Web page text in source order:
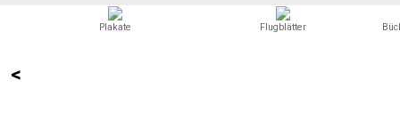
<
Plakate Flugblätter